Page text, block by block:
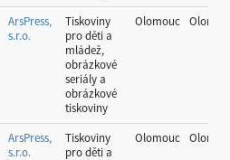
ArsPress,
s.r.o.
Tiskoviny
pro děti a
mládež,
obrázkové
seriály a
obrázkové
tiskoviny
Olomouc
ArsPress,
s.r.o.
Tiskoviny
pro děti a
Olomouc